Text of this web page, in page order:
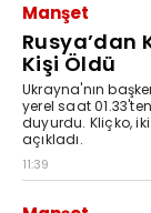
Manşet
Rusya’dan
Kişi Öldü
Ukrayna'nın
yerel saat
duyurdu. Kliçko,
açıkladı.
11:39